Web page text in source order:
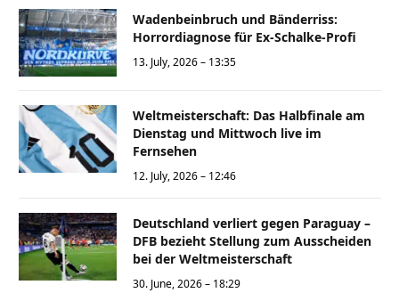
Wadenbeinbruch und Bänderriss:
Horrordiagnose für Ex-Schalke-Profi
13. July, 2026 – 13:35
Weltmeisterschaft: Das Halbfinale am
Dienstag und Mittwoch live im
Fernsehen
12. July, 2026 – 12:46
Deutschland verliert gegen Paraguay –
DFB bezieht Stellung zum Ausscheiden
bei der Weltmeisterschaft
30. June, 2026 – 18:29